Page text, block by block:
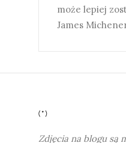
może lepiej
James
(*)
Zdjęcia na blogu są